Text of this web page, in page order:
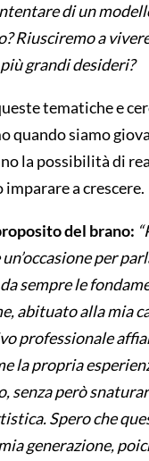
di un
Riusciremo a
grandi desideri?
tematiche e
quando siamo
la possibilità di
a crescere.
del brano: “
per
sempre le
abituato alla mia
professionale
la propria
senza però
Spero che
generazione,